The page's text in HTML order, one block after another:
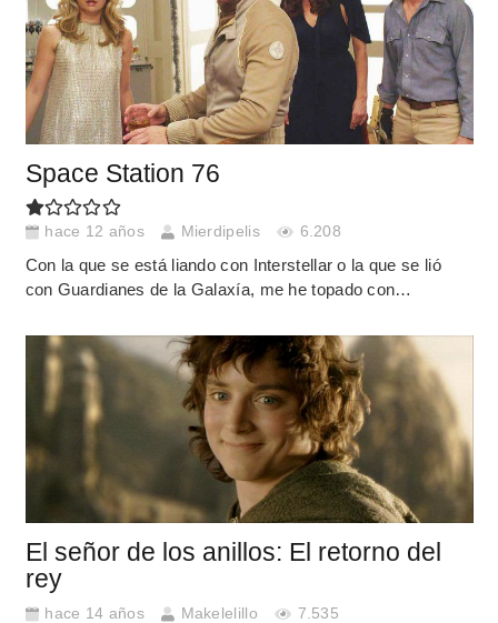
Space Station 76
hace 12 años Mierdipelis 6.208
Con la que se está liando con Interstellar o la que se lió
con Guardianes de la Galaxía, me he topado con…
El señor de los anillos: El retorno del
rey
hace 14 años Makelelillo 7.535